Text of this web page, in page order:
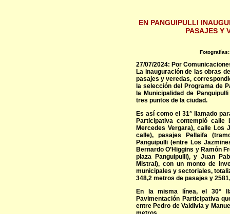
EN PANGUIPULLI
PASAJES Y
27/07/2024: Por
La inauguración de las obras
pasajes y veredas,
la selección del Programa de
la Municipalidad de
tres puntos de la ciudad.
Es así como el 31° llamado
Participativa contempló
Mercedes Vergara), calle Los
calle), pasajes Pellaifa
Panguipulli (entre Los
Bernardo O’Higgins y Ramón
plaza Panguipulli), y Juan
Mistral), con un monto de
municipales y sectoriales,
348,2 metros de pasajes y
En la misma línea, el 30°
Pavimentación Participativa
entre Pedro de Valdivia y